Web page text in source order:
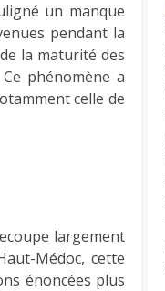
un manque
pendant la
la maturité des
phénomène a
celle de
largement
Médoc, cette
énoncées plus